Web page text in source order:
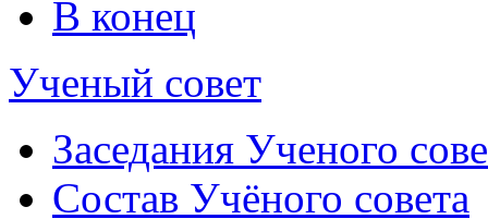
В конец
Ученый совет
Заседания Ученого
Состав Учёного совета